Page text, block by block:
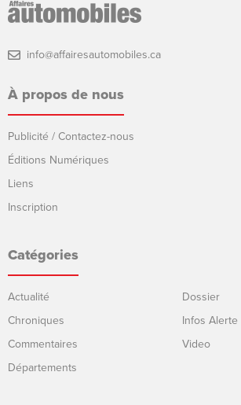
info@affairesautomobiles.ca
À propos de nous
Publicité / Contactez-nous
Éditions Numériques
Liens
Inscription
Catégories
Actualité
Chroniques
Commentaires
Départements
Dossier
Infos Alerte
Video